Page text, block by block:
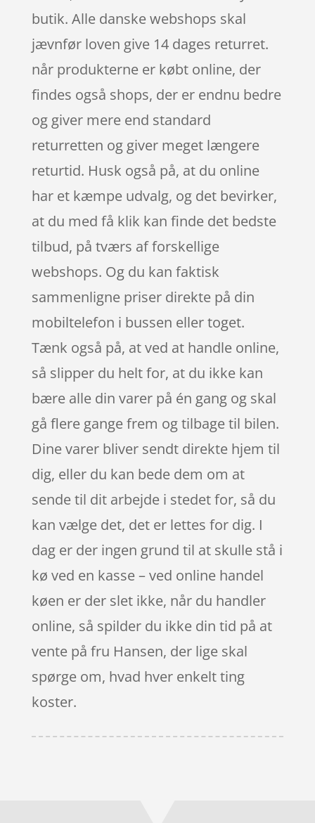
butik. Alle danske webshops skal
jævnfør loven give 14 dages returret.
når produkterne er købt online, der
findes også shops, der er endnu bedre
og giver mere end standard
returretten og giver meget længere
returtid. Husk også på, at du online
har et kæmpe udvalg, og det bevirker,
at du med få klik kan finde det bedste
tilbud, på tværs af forskellige
webshops. Og du kan faktisk
sammenligne priser direkte på din
mobiltelefon i bussen eller toget.
Tænk også på, at ved at handle online,
så slipper du helt for, at du ikke kan
bære alle din varer på én gang og skal
gå flere gange frem og tilbage til bilen.
Dine varer bliver sendt direkte hjem til
dig, eller du kan bede dem om at
sende til dit arbejde i stedet for, så du
kan vælge det, det er lettes for dig. I
dag er der ingen grund til at skulle stå i
kø ved en kasse – ved online handel
køen er der slet ikke, når du handler
online, så spilder du ikke din tid på at
vente på fru Hansen, der lige skal
spørge om, hvad hver enkelt ting
koster.